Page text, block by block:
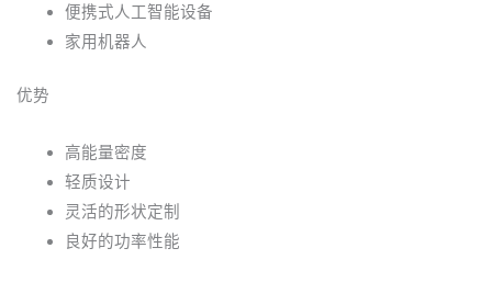
便携式人工智能设备
家用机器人
优势
高能量密度
轻质设计
灵活的形状定制
良好的功率性能